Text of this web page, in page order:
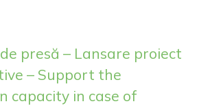
presă – Lansare proiect
– Support the
capacity in case of